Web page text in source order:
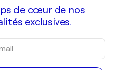
de cœur de nos
exclusives.